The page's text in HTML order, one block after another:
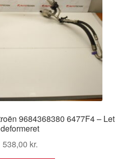
9684368380 6477F4 – Let
deformeret
538,00 kr.